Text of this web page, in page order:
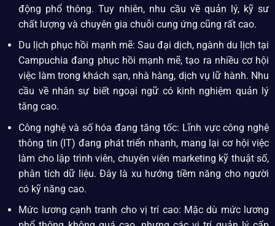
động phổ thông. Tuy nhiên, nhu cầu về quản lý, kỹ sư
chất lượng và chuyên gia chuỗi cung ứng cũng rất cao.
Du lịch phục hồi mạnh mẽ: Sau đại dịch, ngành du lịch tại
Campuchia đang phục hồi mạnh mẽ, tạo ra nhiều cơ hội
việc làm trong khách sạn, nhà hàng, dịch vụ lữ hành. Nhu
cầu về nhân sự biết ngoại ngữ có kinh nghiệm quản lý
tăng cao.
Công nghệ và số hóa đang tăng tốc: Lĩnh vực công nghệ
thông tin (IT) đang phát triển nhanh, mang lại cơ hội việc
làm cho lập trình viên, chuyên viên marketing kỹ thuật số,
phân tích dữ liệu. Đây là xu hướng tiềm năng cho người
có kỹ năng cao.
Mức lương cạnh tranh cho vị trí cao: Mặc dù mức lương